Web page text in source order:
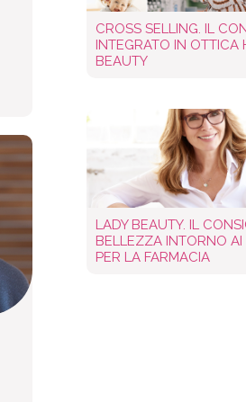
CROSS SELLING. IL
INTEGRATO IN OTTICA
BEAUTY
LADY BEAUTY. IL
BELLEZZA INTORNO AI
PER LA FARMACIA